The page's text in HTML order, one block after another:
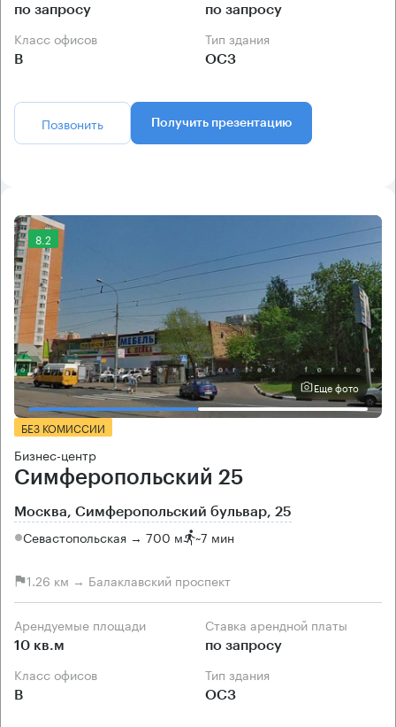
по запросу по запросу
Класс офисов
B
Тип здания
ОСЗ
Позвонить Получить презентацию
8.2
Еще фото
БЕЗ КОМИССИИ
Бизнес-центр
Симферопольский 25
Москва, Симферопольский бульвар, 25
Севастопольская → 700 м ~7 мин
1.26 км → Балаклавский проспект
Арендуемые площади
10 кв.м
Ставка арендной платы
по запросу
Класс офисов
B
Тип здания
ОСЗ